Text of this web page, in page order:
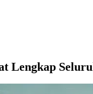
Lengkap